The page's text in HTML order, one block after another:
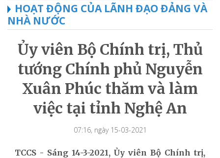
HOẠT ĐỘNG CỦA LÃNH ĐẠO ĐẢNG VÀ
NHÀ NƯỚC
Ủy viên Bộ Chính trị, Thủ
tướng Chính phủ Nguyễn
Xuân Phúc thăm và làm
việc tại tỉnh Nghệ An
07:16, ngày 15-03-2021
TCCS - Sáng 14-3-2021, Ủy viên Bộ Chính trị,